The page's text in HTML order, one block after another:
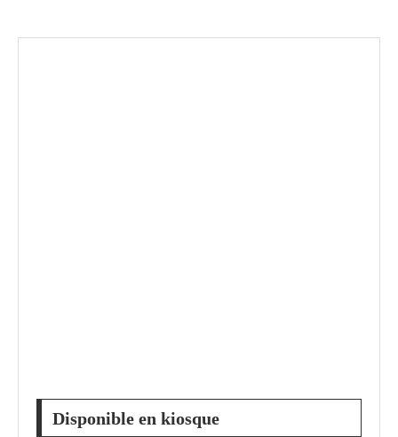
Disponible en kiosque